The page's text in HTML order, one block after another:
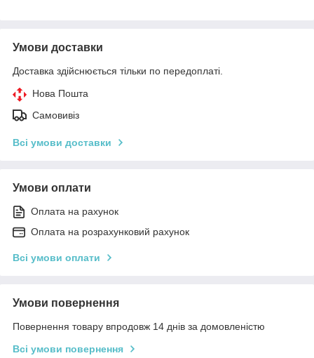
Умови доставки
Доставка здійснюється тільки по передоплаті.
Нова Пошта
Самовивіз
Всі умови доставки
Умови оплати
Оплата на рахунок
Оплата на розрахунковий рахунок
Всі умови оплати
Умови повернення
Повернення товару впродовж 14 днів за домовленістю
Всі умови повернення